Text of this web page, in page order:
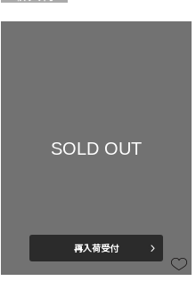
SOLD OUT
再入荷受付